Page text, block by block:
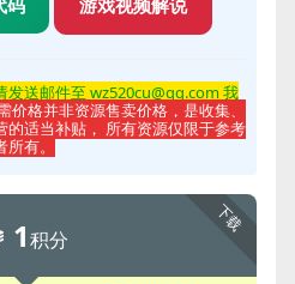
码 游戏视频解说
发送邮件至 wz520cu@qq.com 我
价格并非资源售卖价格，是收集、
适当补贴， 所有资源仅限于参考
有。
下载
1积分